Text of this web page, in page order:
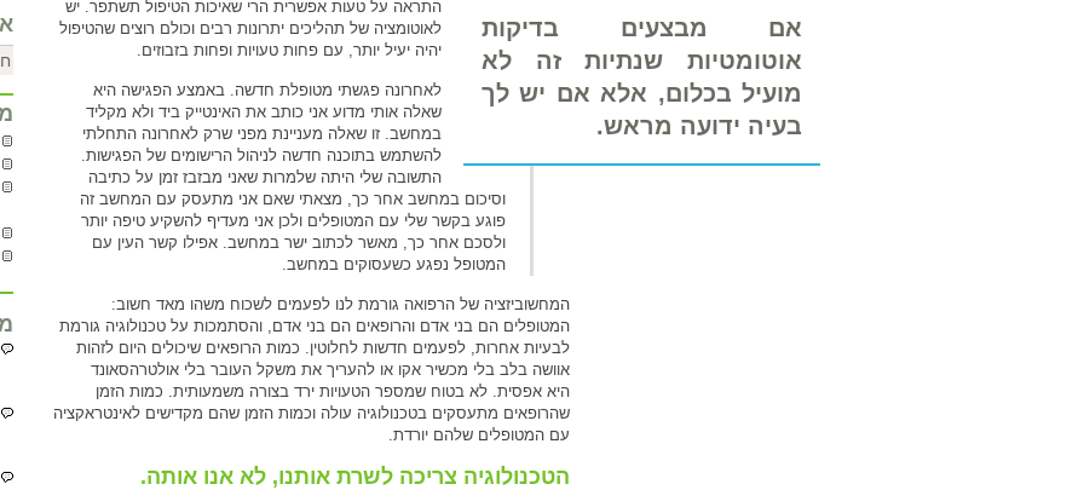
התראה על טעות אפשרית הרי שאיכות הטיפול תשתפר. יש
לאוטומציה של תהליכים יתרונות רבים וכולם רוצים שהטיפול
יהיה יעיל יותר, עם פחות טעויות ופחות בזבוזים.
לאחרונה פגשתי מטופלת חדשה. באמצע הפגישה היא
שאלה אותי מדוע אני כותב את האינטייק ביד ולא מקליד
במחשב. זו שאלה מעניינת מפני שרק לאחרונה התחלתי
להשתמש בתוכנה חדשה לניהול הרישומים של הפגישות.
התשובה שלי היתה שלמרות שאני מבזבז זמן על כתיבה
וסיכום במחשב אחר כך, מצאתי שאם אני מתעסק עם המחשב זה
פוגע בקשר שלי עם המטופלים ולכן אני מעדיף להשקיע טיפה יותר
ולסכם אחר כך, מאשר לכתוב ישר במחשב. אפילו קשר העין עם
המטופל נפגע כשעסוקים במחשב.
המחשוביזציה של הרפואה גורמת לנו לפעמים לשכוח משהו מאד חשוב:
המטופלים הם בני אדם והרופאים הם בני אדם, והסתמכות על טכנולוגיה גורמת
לבעיות אחרות, לפעמים חדשות לחלוטין. כמות הרופאים שיכולים היום לזהות
אוושה בלב בלי מכשיר אקו או להעריך את משקל העובר בלי אולטרהסאונד
היא אפסית. לא בטוח שמספר הטעויות ירד בצורה משמעותית. כמות הזמן
שהרופאים מתעסקים בטכנולוגיה עולה וכמות הזמן שהם מקדישים לאינטראקציה
עם המטופלים שלהם יורדת.
הטכנולוגיה צריכה לשרת אותנו, לא אנו אותה.
אם מבצעים בדיקות
אוטומטיות שנתיות זה לא
מועיל בכלום, אלא אם יש לך
בעיה ידועה מראש.